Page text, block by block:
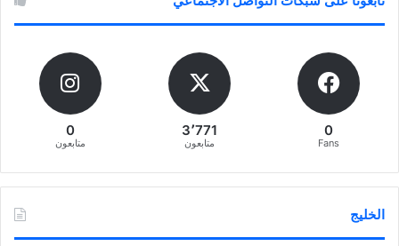
0
Fans
3٬771
متابعون
0
متابعون
الخليج